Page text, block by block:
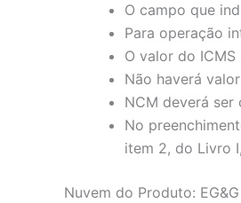
O campo que
Para operação
O valor do
Não haverá
NCM deverá ser
No
item 2, do Livro
Nuvem do Produto: